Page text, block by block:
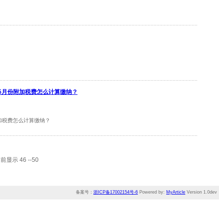
份附加税费怎么计算缴纳？
费怎么计算缴纳？
显示 46 --50
备案号： 浙ICP备17002154号-6 Powered by: MyArticle Version 1.0dev